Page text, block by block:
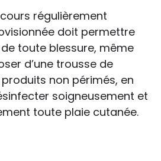
régulièrement
doit permettre
toute blessure, même
d’une trousse de
non périmés, en
soigneusement et
toute plaie cutanée.